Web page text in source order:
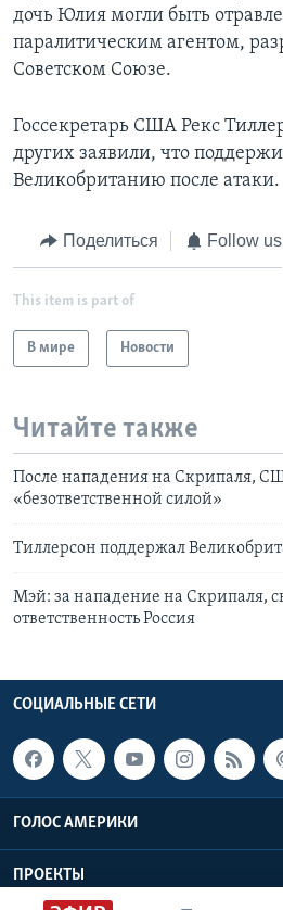
дочь Юлия могли быть
паралитическим агентом,
Советском Союзе.
Госсекретарь США Рекс
других заявили, что
Великобританию после атаки.
Поделиться Follow us
This item is part of
В мире Новости
Читайте также
После нападения на Скрипаля,
«безответственной силой»
Тиллерсон поддержал
Мэй: за нападение на Скрипаля,
ответственность Россия
СОЦИАЛЬНЫЕ СЕТИ
ГОЛОС АМЕРИКИ
ПРОЕКТЫ